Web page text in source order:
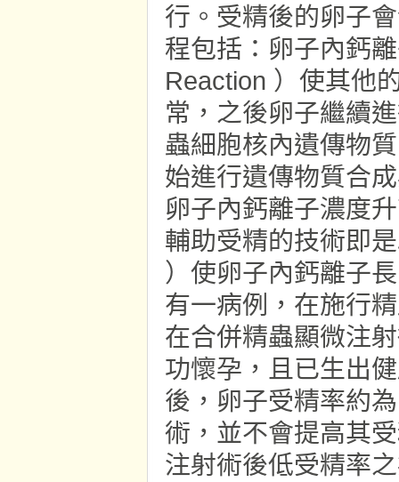
行。受精後的卵子
程包括：卵子內鈣
Reaction ）使其他
常，之後卵子繼續
蟲細胞核內遺傳物
始進行遺傳物質合
卵子內鈣離子濃度
輔助受精的技術即
）使卵子內鈣離子
有一病例，在施行
在合併精蟲顯微注
功懷孕，且已生出
後，卵子受精率約
術，並不會提高其
注射術後低受精率